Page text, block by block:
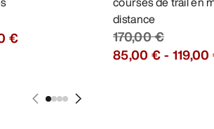
€
distance
170,00 €
85,00 €-